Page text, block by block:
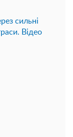
сильні
Відео